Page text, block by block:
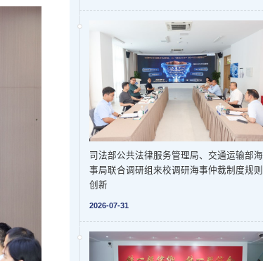
司法部公共法律服务管理局、交通运输部海
事局联合调研组来校调研海事仲裁制度规则
创新
2026-07-31